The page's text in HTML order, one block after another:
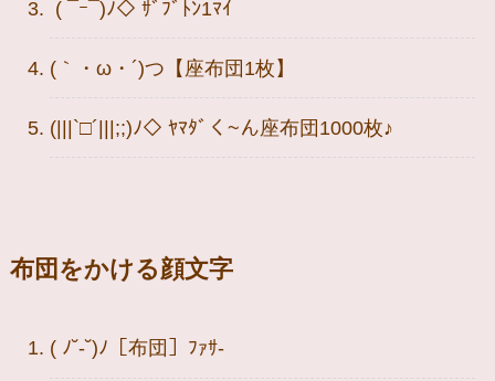
( ¯ｰ¯)ﾉ◇ ｻﾞﾌﾞﾄﾝ1ﾏｲ
(｀・ω・´)つ【座布団1枚】
(|||`□´|||;;)ﾉ◇ ﾔﾏﾀﾞく~ん座布団1000枚♪
布団をかける顔文字
( ﾉ˘-˘)ﾉ［布団］ﾌｧｻ-